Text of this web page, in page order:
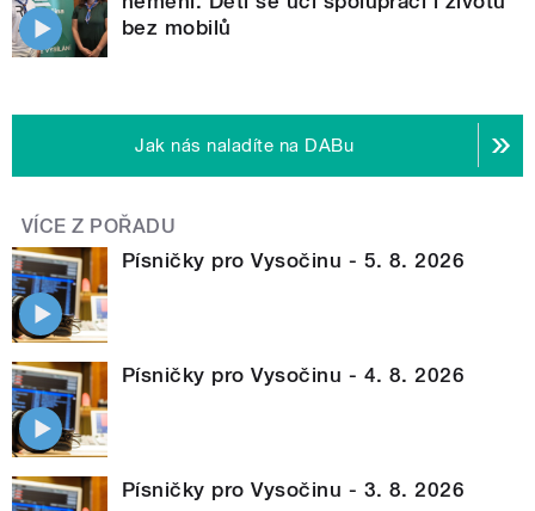
bez mobilů
Jak nás naladíte na DABu
VÍCE Z POŘADU
Písničky pro Vysočinu - 5. 8. 2026
Písničky pro Vysočinu - 4. 8. 2026
Písničky pro Vysočinu - 3. 8. 2026